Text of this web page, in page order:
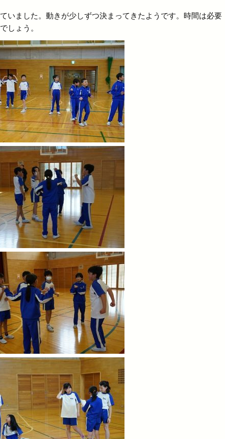
いました。動きが少しずつ決まってきたようです。時間は必要
しょう。